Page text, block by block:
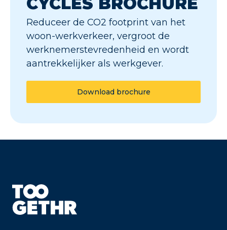
Reduceer de CO2 footprint van het
woon-werkverkeer, vergroot de
werknemerstevredenheid en wordt
aantrekkelijker als werkgever.
Download brochure